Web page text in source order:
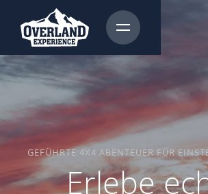
GEFÜHRTE 4X4 ABENTEUER FÜR
Erlebe